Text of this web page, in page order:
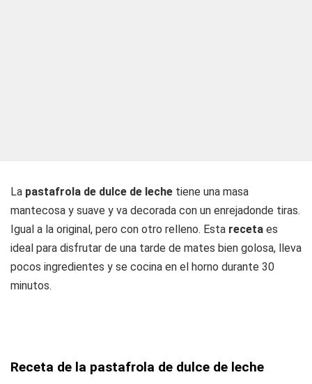
La pastafrola de dulce de leche tiene una masa
mantecosa y suave y va decorada con un enrejadonde tiras.
Igual a la original, pero con otro relleno. Esta receta es
ideal para disfrutar de una tarde de mates bien golosa, lleva
pocos ingredientes y se cocina en el horno durante 30
minutos.
Receta de la pastafrola de dulce de leche